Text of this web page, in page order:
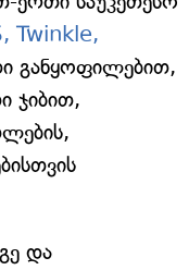
Twinkle,
განყოფილებით,
ჯიბით,
და